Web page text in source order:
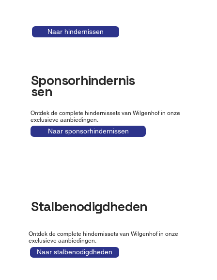
Sponsorhindernis
sen
Ontdek de complete hindernissets van Wilgenhof in onze
exclusieve aanbiedingen.
Naar sponsorhindernissen
Naar hindernissen
Stalbenodigdheden
Ontdek de complete hindernissets van Wilgenhof in onze
exclusieve aanbiedingen.
Naar stalbenodigdheden